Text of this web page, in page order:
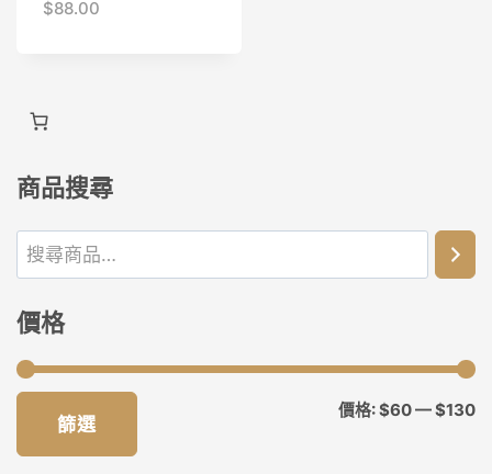
$88.00
商品搜尋
價格
最
最
篩選
價格:$60—$130